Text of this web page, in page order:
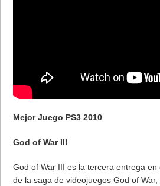
Mejor Juego PS3 2010
God of War III
God of War III es la tercera entrega
de la saga de videojuegos God of